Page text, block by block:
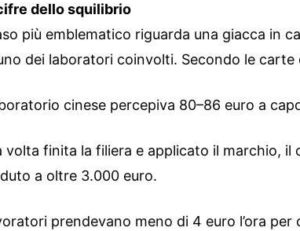
dello squilibrio
più emblematico riguarda una giacca in
dei laboratori coinvolti. Secondo le carte
cinese percepiva 80–86 euro a
volta finita la filiera e applicato il marchio, il
a oltre 3.000 euro.
prendevano meno di 4 euro l’ora per